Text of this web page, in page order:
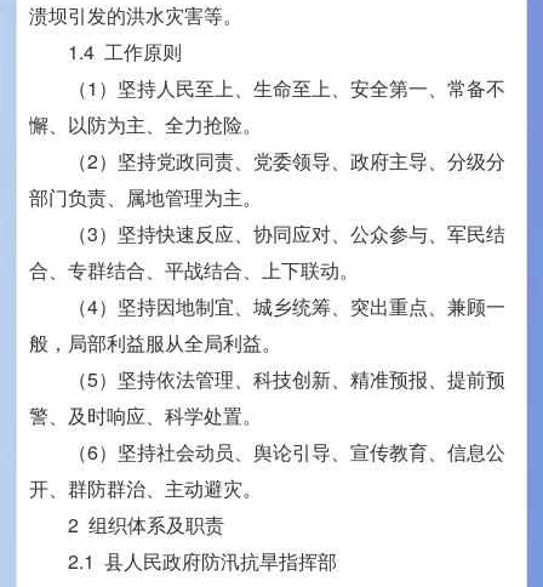
溃坝引发的洪水灾害等。
1.4 工作原则
（1）坚持人民至上、生命至上、安全第一、常备不
懈、以防为主、全力抢险。
（2）坚持党政同责、党委领导、政府主导、分级分
部门负责、属地管理为主。
（3）坚持快速反应、协同应对、公众参与、军民结
合、专群结合、平战结合、上下联动。
（4）坚持因地制宜、城乡统筹、突出重点、兼顾一
般，局部利益服从全局利益。
（5）坚持依法管理、科技创新、精准预报、提前预
警、及时响应、科学处置。
（6）坚持社会动员、舆论引导、宣传教育、信息公
开、群防群治、主动避灾。
2 组织体系及职责
2.1 县人民政府防汛抗旱指挥部